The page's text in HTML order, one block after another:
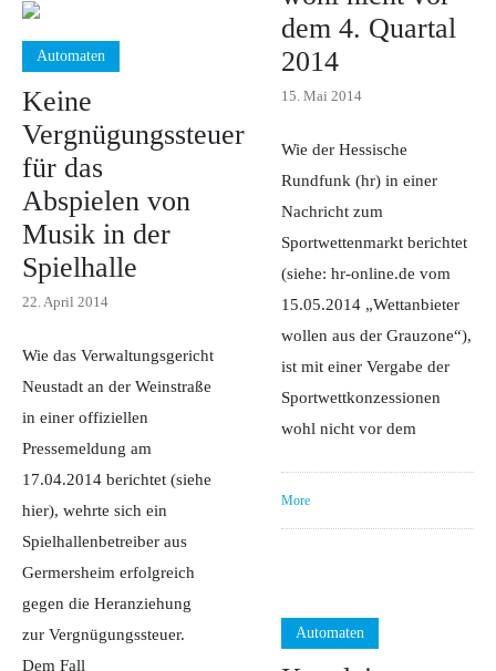
dem 4. Quartal
2014
15. Mai 2014
Wie der Hessische
Rundfunk (hr) in einer
Nachricht zum
Sportwettenmarkt berichtet
(siehe: hr-online.de vom
15.05.2014 „Wettanbieter
wollen aus der Grauzone“),
ist mit einer Vergabe der
Sportwettkonzessionen
wohl nicht vor dem
More
Automaten
Keine
Vergnügungssteuer
für das
Abspielen von
Musik in der
Spielhalle
22. April 2014
Wie das Verwaltungsgericht
Neustadt an der Weinstraße
in einer offiziellen
Pressemeldung am
17.04.2014 berichtet (siehe
hier), wehrte sich ein
Spielhallenbetreiber aus
Germersheim erfolgreich
gegen die Heranziehung
zur Vergnügungssteuer.
Dem Fall
Automaten